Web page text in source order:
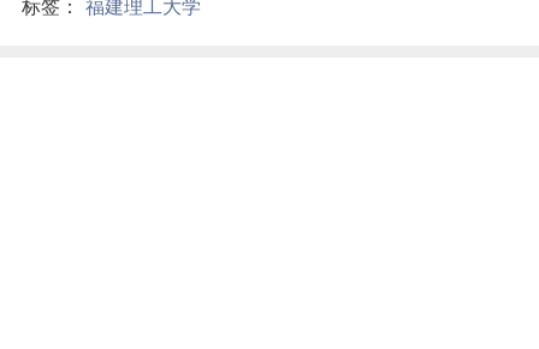
标签： 福建理工大学